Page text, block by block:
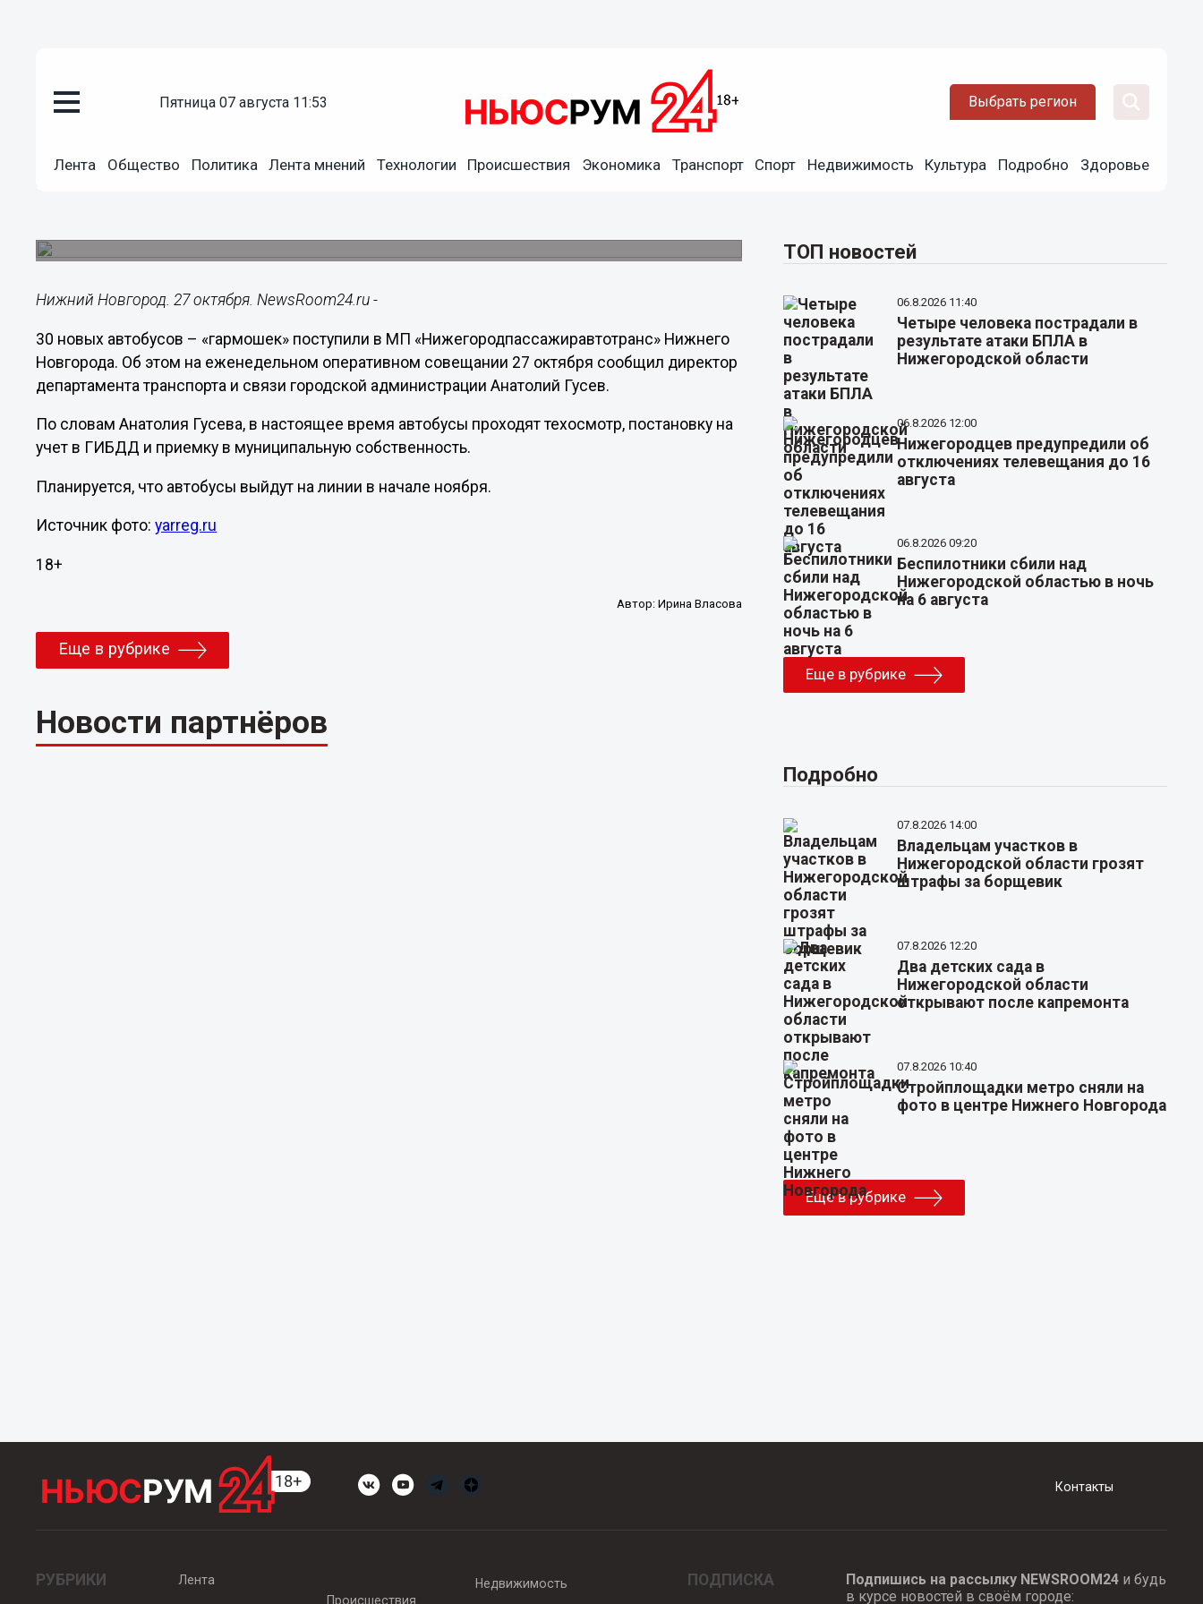
пятница 07 августа 11:53 Выбрать регион
Лента Общество Политика Лента мнений Технологии Происшествия Экономика Транспорт Спорт Недвижимость Культура Подробно Здоровье
Тридцать новых автобусов – «гармошек» поступило в
Нижний Новгород. 27 октября. NewsRoom24.ru -
30 новых автобусов – «гармошек» поступили в МП «Нижегородпассажиравтотранс» Нижнего
Новгорода. Об этом на еженедельном оперативном совещании 27 октября сообщил директор
департамента транспорта и связи городской администрации Анатолий Гусев.
По словам Анатолия Гусева, в настоящее время автобусы проходят техосмотр, постановку на
учет в ГИБДД и приемку в муниципальную собственность.
Планируется, что автобусы выйдут на линии в начале ноября.
Источник фото:yarreg.ru
18+
Автор: Ирина Власова
Еще в рубрике
Новости партнёров
ТОП новостей
06.8.2026 11:40
Четыре человека пострадали в
результате атаки БПЛА в
Нижегородской области
06.8.2026 12:00
Нижегородцев предупредили об
отключениях телевещания до 16
августа
06.8.2026 09:20
Беспилотники сбили над
Нижегородской областью в ночь
на 6 августа
Еще в рубрике
Подробно
07.8.2026 14:00
Владельцам участков в
Нижегородской области грозят
штрафы за борщевик
07.8.2026 12:20
Два детских сада в
Нижегородской области
открывают после капремонта
07.8.2026 10:40
Стройплощадки метро сняли на
фото в центре Нижнего Новгорода
Еще в рубрике
Контакты
РУБРИКИ
Лента
Происшествия
Недвижимость ПОДПИСКА Подпишись на рассылку NEWSROOM24и будь
в курсе новостей в своём городе: